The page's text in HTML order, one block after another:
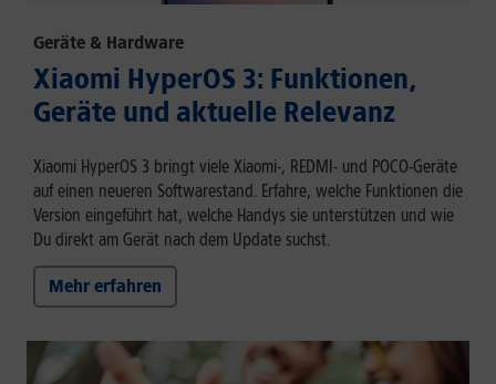
Geräte & Hardware
Xiaomi HyperOS 3: Funktionen,
Geräte und aktuelle Relevanz
Xiaomi HyperOS 3 bringt viele Xiaomi-, REDMI- und POCO-Geräte
auf einen neueren Softwarestand. Erfahre, welche Funktionen die
Version eingeführt hat, welche Handys sie unterstützen und wie
Du direkt am Gerät nach dem Update suchst.
Mehr erfahren